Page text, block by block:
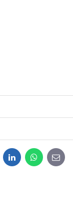
LinkedInWhatsApp
E-
mail